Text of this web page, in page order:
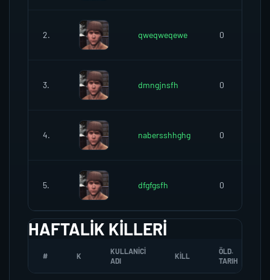
2. qweqweqewe 0
3. dmngjnsfh 0
4. nabersshhghg 0
5. dfgfgsfh 0
HAFTALIK KILLERI
# K
KULLANICI
ADI
KILL
ÖLD.
TARIH